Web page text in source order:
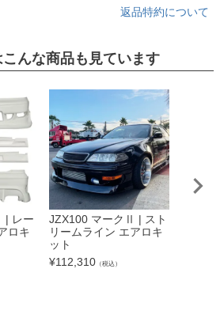
返品特約について
んな商品も見ています
| レー
ロキ
JZX100 マークⅡ | スト
リームライン エアロキ
ット
¥112,310 （税込）